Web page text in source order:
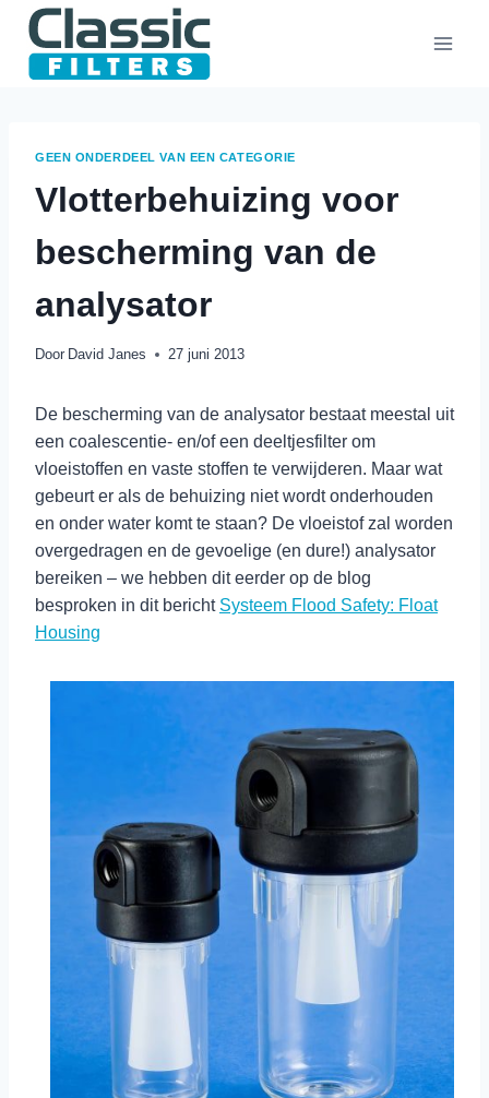
Doorgaan
naar
GEEN ONDERDEEL VAN EEN CATEGORIE
Vlotterbehuizing voor
bescherming van de
analysator
Door David Janes 27 juni 2013
De bescherming van de analysator bestaat meestal uit
een coalescentie- en/of een deeltjesfilter om
vloeistoffen en vaste stoffen te verwijderen. Maar wat
gebeurt er als de behuizing niet wordt onderhouden
en onder water komt te staan? De vloeistof zal worden
overgedragen en de gevoelige (en dure!) analysator
bereiken – we hebben dit eerder op de blog
besproken in dit bericht Systeem Flood Safety: Float
Housing